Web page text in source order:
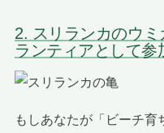
2. スリランカのウ
ランティアとして参
もしあなたが「ビーチ